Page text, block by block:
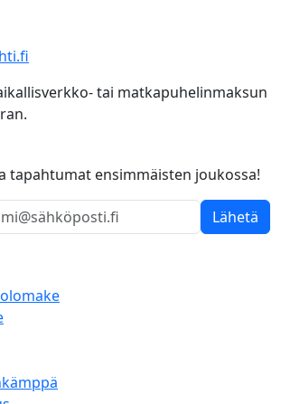
tai matkapuhelinmaksun
tapahtumat ensimmäisten joukossa!
Lähetä